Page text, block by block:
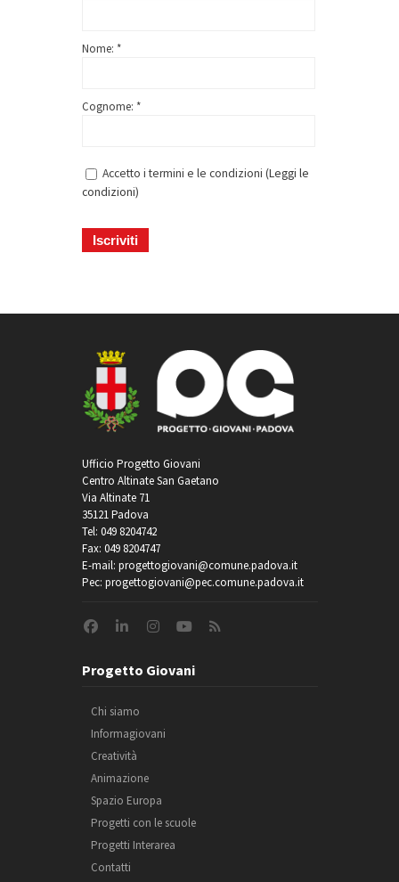
Nome: *
Cognome: *
Accetto i termini e le condizioni (Leggi le
condizioni)
Ufficio Progetto Giovani
Centro Altinate San Gaetano
Via Altinate 71
35121 Padova
Tel: 049 8204742
Fax: 049 8204747
E-mail: progettogiovani@comune.padova.it
Pec: progettogiovani@pec.comune.padova.it
Progetto Giovani
Chi siamo
Informagiovani
Creatività
Animazione
Spazio Europa
Progetti con le scuole
Progetti Interarea
Contatti